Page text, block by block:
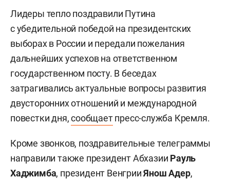
Лидеры тепло поздравили Путина
с убедительной победой на президентских
выборах в России и передали пожелания
дальнейших успехов на ответственном
государственном посту. В беседах
затрагивались актуальные вопросы развития
двусторонних отношений и международной
повестки дня,сообщаетпресс-служба Кремля.
Кроме звонков, поздравительные телеграммы
направили также президент Абхазии Рауль
Хаджимба, президент ВенгрииЯнош Адер,